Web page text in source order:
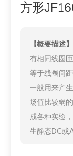
方形
【概要描述】
有相同线圈
等于线圈间
一般用来产
场值比较弱
成各种实验
生静态DC或AC磁场。 磁